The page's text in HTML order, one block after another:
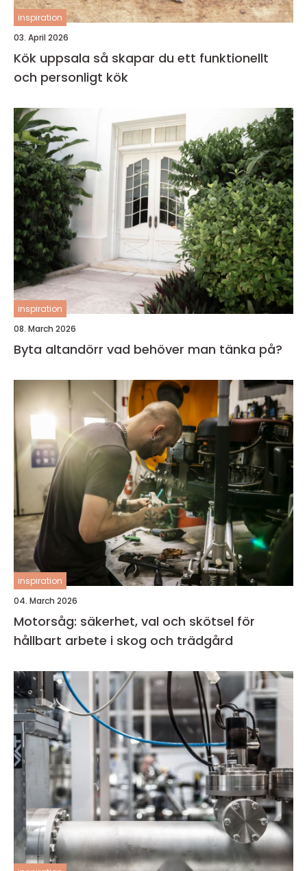
inspiration
03. April 2026
Kök uppsala så skapar du ett funktionellt
och personligt kök
inspiration
08. March 2026
Byta altandörr vad behöver man tänka på?
inspiration
04. March 2026
Motorsåg: säkerhet, val och skötsel för
hållbart arbete i skog och trädgård